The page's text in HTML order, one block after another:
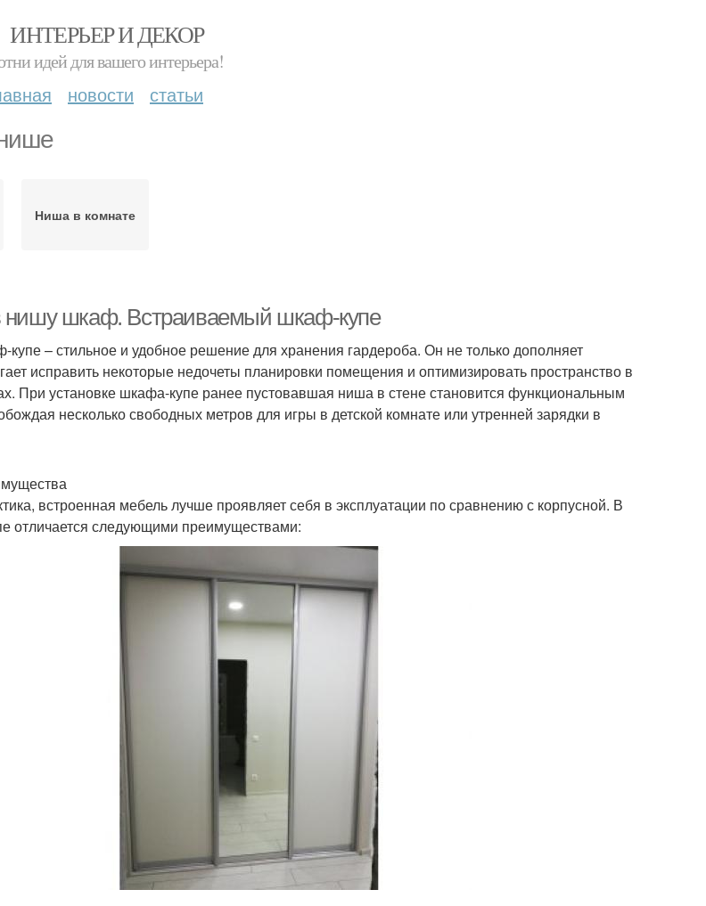
ИНТЕРЬЕР И ДЕКОР
идей для вашего интерьера!
новости статьи
Ниша в комнате
нишу шкаф. Встраиваемый шкаф-купе
– стильное и удобное решение для хранения гардероба. Он не только дополняет
исправить некоторые недочеты планировки помещения и оптимизировать пространство в
При установке шкафа-купе ранее пустовавшая ниша в стене становится функциональным
несколько свободных метров для игры в детской комнате или утренней зарядки в
встроенная мебель лучше проявляет себя в эксплуатации по сравнению с корпусной. В
отличается следующими преимуществами: